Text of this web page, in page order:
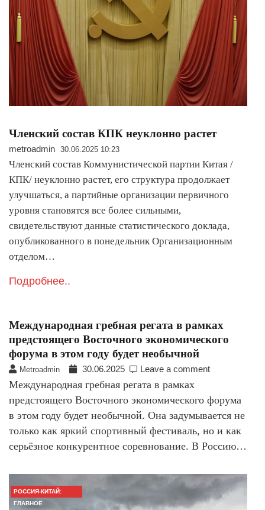
Членский состав КПК неуклонно растет
metroadmin 30.06.2025 10:23
Членский состав Коммунистической партии Китая /
КПК/ неуклонно растет, его структура продолжает
улучшаться, а партийные организации первичного
уровня становятся все более сильными,
свидетельствуют данные статистического доклада,
опубликованного в понедельник Организационным
отделом…
Подробнее..
Международная гребная регата в рамках
предстоящего Восточного экономического
форума в этом году будет необычной
Metroadmin 30.06.2025 Leave a comment
Международная гребная регата в рамках
предстоящего Восточного экономического форума
в этом году будет необычной. Она задумывается не
только как яркий спортивный фестиваль, но и как
серьёзное конкурентное соревнование. В Россию…
РОССИЯ-КИТАЙ:
ГЛАВНОЕ